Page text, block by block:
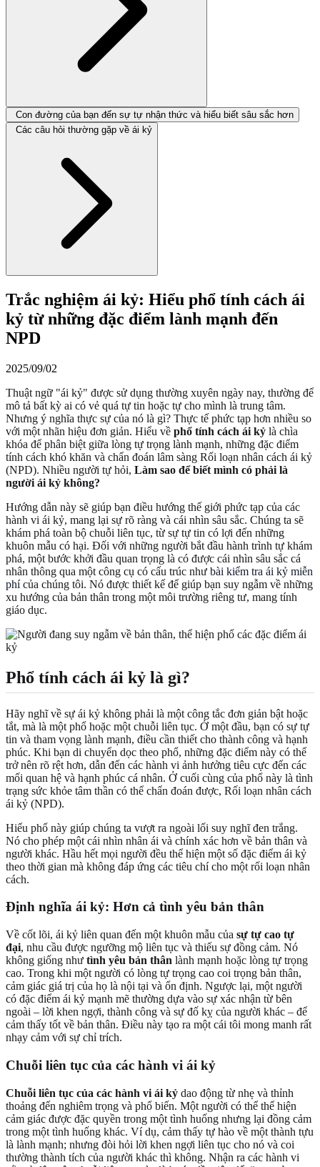
Con đường của bạn đến sự tự nhận thức và hiểu biết sâu sắc hơn
Các câu hỏi thường gặp về ái kỷ
Trắc nghiệm ái kỷ: Hiểu phổ tính cách ái
kỷ từ những đặc điểm lành mạnh đến
NPD
2025/09/02
Thuật ngữ "ái kỷ" được sử dụng thường xuyên ngày nay, thường để
mô tả bất kỳ ai có vẻ quá tự tin hoặc tự cho mình là trung tâm.
Nhưng ý nghĩa thực sự của nó là gì? Thực tế phức tạp hơn nhiều so
với một nhãn hiệu đơn giản. Hiểu về phổ tính cách ái kỷ là chìa
khóa để phân biệt giữa lòng tự trọng lành mạnh, những đặc điểm
tính cách khó khăn và chẩn đoán lâm sàng Rối loạn nhân cách ái kỷ
(NPD). Nhiều người tự hỏi, Làm sao để biết mình có phải là
người ái kỷ không?
Hướng dẫn này sẽ giúp bạn điều hướng thế giới phức tạp của các
hành vi ái kỷ, mang lại sự rõ ràng và cái nhìn sâu sắc. Chúng ta sẽ
khám phá toàn bộ chuỗi liên tục, từ sự tự tin có lợi đến những
khuôn mẫu có hại. Đối với những người bắt đầu hành trình tự khám
phá, một bước khởi đầu quan trọng là có được cái nhìn sâu sắc cá
nhân thông qua một công cụ có cấu trúc như bài kiểm tra ái kỷ miễn
phícủa chúng tôi. Nó được thiết kế để giúp bạn suy ngẫm về những
xu hướng của bản thân trong một môi trường riêng tư, mang tính
giáo dục.
Phổ tính cách ái kỷ là gì?
Hãy nghĩ về sự ái kỷ không phải là một công tắc đơn giản bật hoặc
tắt, mà là một phổ hoặc một chuỗi liên tục. Ở một đầu, bạn có sự tự
tin và tham vọng lành mạnh, điều cần thiết cho thành công và hạnh
phúc. Khi bạn di chuyển dọc theo phổ, những đặc điểm này có thể
trở nên rõ rệt hơn, dẫn đến các hành vi ảnh hưởng tiêu cực đến các
mối quan hệ và hạnh phúc cá nhân. Ở cuối cùng của phổ này là tình
trạng sức khỏe tâm thần có thể chẩn đoán được, Rối loạn nhân cách
ái kỷ (NPD).
Hiểu phổ này giúp chúng ta vượt ra ngoài lối suy nghĩ đen trắng.
Nó cho phép một cái nhìn nhân ái và chính xác hơn về bản thân và
người khác. Hầu hết mọi người đều thể hiện một số đặc điểm ái kỷ
theo thời gian mà không đáp ứng các tiêu chí cho một rối loạn nhân
cách.
Định nghĩa ái kỷ: Hơn cả tình yêu bản thân
Về cốt lõi, ái kỷ liên quan đến một khuôn mẫu của sự tự cao tự
đại, nhu cầu được ngưỡng mộ liên tục và thiếu sự đồng cảm. Nó
không giống như tình yêu bản thân lành mạnh hoặc lòng tự trọng
cao. Trong khi một người có lòng tự trọng cao coi trọng bản thân,
cảm giác giá trị của họ là nội tại và ổn định. Ngược lại, một người
có đặc điểm ái kỷ mạnh mẽ thường dựa vào sự xác nhận từ bên
ngoài – lời khen ngợi, thành công và sự đố kỵ của người khác – để
cảm thấy tốt về bản thân. Điều này tạo ra một cái tôi mong manh rất
nhạy cảm với sự chỉ trích.
Chuỗi liên tục của các hành vi ái kỷ
Chuỗi liên tục của các hành vi ái kỷ dao động từ nhẹ và thỉnh
thoảng đến nghiêm trọng và phổ biến. Một người có thể thể hiện
cảm giác được đặc quyền trong một tình huống nhưng lại đồng cảm
trong một tình huống khác. Ví dụ, cảm thấy tự hào về một thành tựu
là lành mạnh; nhưng đòi hỏi lời khen ngợi liên tục cho nó và coi
thường thành tích của người khác thì không. Nhận ra các hành vi